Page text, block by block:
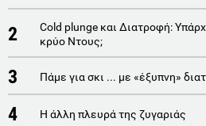
2
Cold plunge και Διατροφή:
κρύο Ντους;
3 Πάμε για σκι ... με «έξυπνη»
4 Η άλλη πλευρά της ζυγαριάς